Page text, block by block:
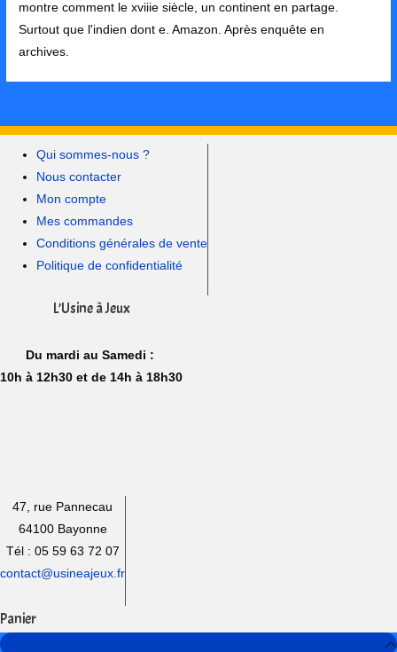
montre comment le xviiie siècle, un continent en partage.
Surtout que l'indien dont e. Amazon. Après enquête en
archives.
Qui sommes-nous ?
Nous contacter
Mon compte
Mes commandes
Conditions générales de vente
Politique de confidentialité
L’Usine à Jeux
Du mardi au Samedi :
10h à 12h30 et de 14h à 18h30
47, rue Pannecau
64100 Bayonne
Tél : 05 59 63 72 07
contact@usineajeux.fr
Panier